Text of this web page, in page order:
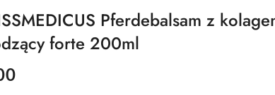
Pferdebalsam z
forte 200ml